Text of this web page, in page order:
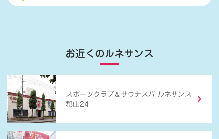
お近くのルネサンス
スポーツクラブ ＆ サウナスパ ルネサンス
郡山24